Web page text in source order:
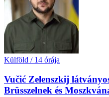
Külföld / 14 órája
Vučić Zelenszkij
Brüsszelnek és